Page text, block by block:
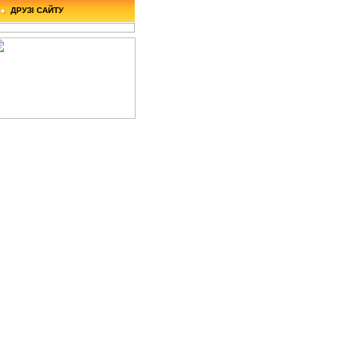
ДРУЗІ САЙТУ